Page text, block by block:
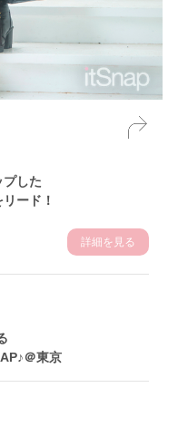
した
ード！
詳細を見る
＠東京